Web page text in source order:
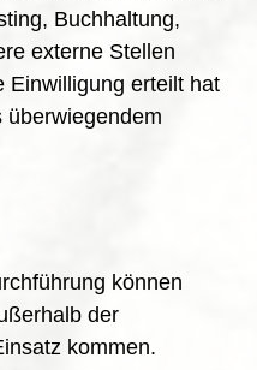
Buchhaltung,
externe Stellen
Einwilligung erteilt hat
überwiegendem
können
der
kommen.